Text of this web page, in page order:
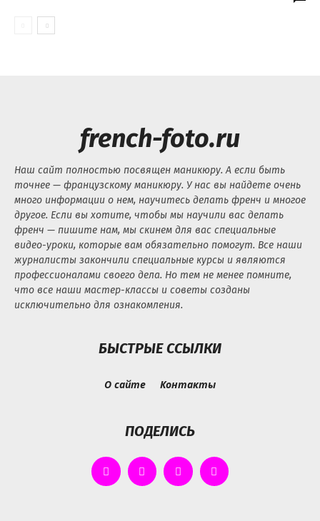
french-foto.ru
Наш сайт полностью посвящен маникюру. А если быть
точнее — французскому маникюру. У нас вы найдете очень
много информации о нем, научитесь делать френч и многое
другое. Если вы хотите, чтобы мы научили вас делать
френч — пишите нам, мы скинем для вас специальные
видео-уроки, которые вам обязательно помогут. Все наши
журналисты закончили специальные курсы и являются
профессионалами своего дела. Но тем не менее помните,
что все наши мастер-классы и советы созданы
исключительно для ознакомления.
БЫСТРЫЕ ССЫЛКИ
О сайте Контакты
ПОДЕЛИСЬ